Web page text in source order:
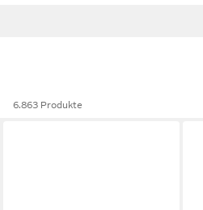
6.863 Produkte